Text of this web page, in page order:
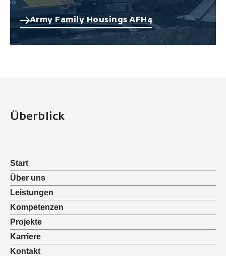
Army Family Housings AFH4
Überblick
Start
Über uns
Leistungen
Kompetenzen
Projekte
Karriere
Kontakt